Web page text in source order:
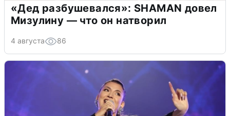
«Дед разбушевался»: SHAMAN довел
Мизулину — что он натворил
4 августа 86